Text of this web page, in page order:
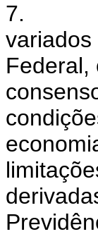
7.
Federal,